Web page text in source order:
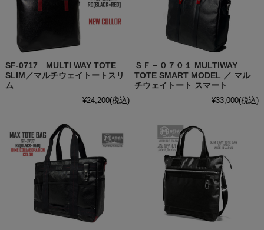
SF-0717 MULTI WAY TOTE
SLIM／マルチウェイトートスリ
ム
¥24,200(税込)
ＳＦ－０７０１ MULTIWAY
TOTE SMART MODEL ／ マル
チウェイトート スマート
¥33,000(税込)